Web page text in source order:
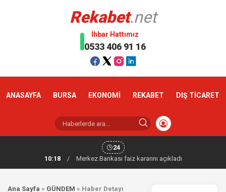
Rekabet.net
İhbar Hattımız
0533 406 91 16
ANASAYFA BURSA EKONOMİ REKABET DIŞ TİCARET
24
10:18
/ Merkez Bankası faiz kararını açıkladı
Ana Sayfa » GÜNDEM » Haber Detayı